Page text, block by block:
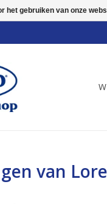
van
het gebruiken van onze